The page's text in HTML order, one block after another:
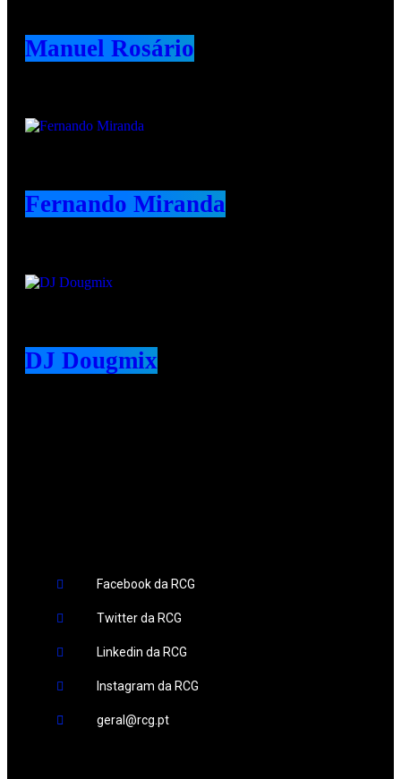
Manuel Rosário
Fernando Miranda
DJ Dougmix
Facebook da RCG
Twitter da RCG
Linkedin da RCG
Instagram da RCG
geral@rcg.pt